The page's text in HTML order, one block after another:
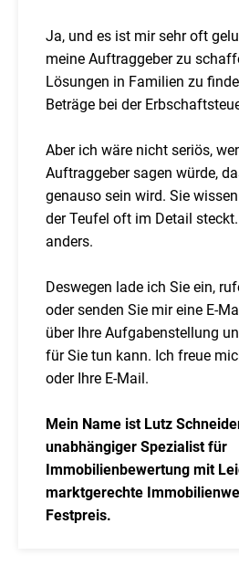
Ja, und es ist mir sehr oft
meine Auftraggeber zu
Lösungen in Familien zu
Beträge bei der
Aber ich wäre nicht seriös,
Auftraggeber sagen würde,
genauso sein wird. Sie
der Teufel oft im Detail
anders.
Deswegen lade ich Sie ein,
oder senden Sie mir eine E-
über Ihre Aufgabenstellung
für Sie tun kann. Ich freue
oder Ihre E-Mail.
Mein Name ist Lutz
unabhängiger Spezialist für
Immobilienbewertung mit
marktgerechte
Festpreis.